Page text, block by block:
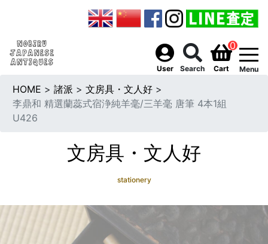
User Search
0
Cart Menu
HOME > 諸派 > 文房具・文人好 >
李鼎和 精選蘭蕊式宿浄純羊毫/三羊毫 唐筆 4本1組
U426
文房具・文人好
stationery